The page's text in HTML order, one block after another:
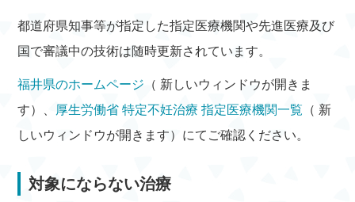
都道府県知事等が指定した指定医療機関や先進医療及び
国で審議中の技術は随時更新されています。
福井県のホームページ （ 新しいウィンドウが開きま
す）、 厚生労働省 特定不妊治療 指定医療機関一覧 （ 新
しいウィンドウが開きます）にてご確認ください。
対象にならない治療